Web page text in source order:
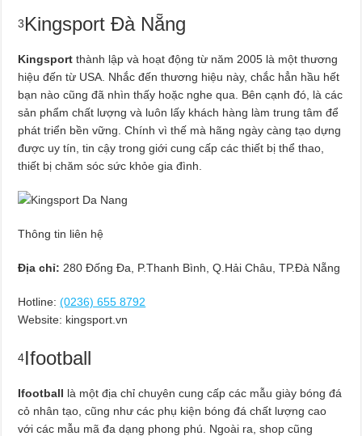
3Kingsport Đà Nẵng
Kingsport thành lập và hoạt động từ năm 2005 là một thương
hiệu đến từ USA. Nhắc đến thương hiệu này, chắc hẳn hầu hết
bạn nào cũng đã nhìn thấy hoặc nghe qua. Bên cạnh đó, là các
sản phẩm chất lượng và luôn lấy khách hàng làm trung tâm để
phát triển bền vững. Chính vì thế mà hãng ngày càng tạo dựng
được uy tín, tin cậy trong giới cung cấp các thiết bị thể thao,
thiết bị chăm sóc sức khỏe gia đình.
Thông tin liên hệ
Địa chỉ: 280 Đống Đa, P.Thanh Bình, Q.Hải Châu, TP.Đà Nẵng
Hotline: (0236) 655 8792
Website: kingsport.vn
4Ifootball
Ifootball là một địa chỉ chuyên cung cấp các mẫu giày bóng đá
cỏ nhân tạo, cũng như các phụ kiện bóng đá chất lượng cao
với các mẫu mã đa dạng phong phú. Ngoài ra, shop cũng